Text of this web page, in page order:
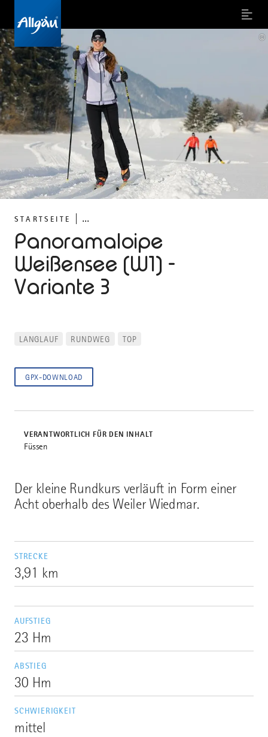
Menu
STARTSEITE ...
Panoramaloipe
Weißensee (W1) -
Variante 3
©
Der kleine Rundkurs verläuft in Form einer
Acht oberhalb des Weiler Wiedmar.
STRECKE
3,91 km
AUFSTIEG
23 Hm
ABSTIEG
30 Hm
SCHWIERIGKEIT
mittel
LANGLAUF RUNDWEG TOP
GPX-DOWNLOAD
VERANTWORTLICH FÜR DEN INHALT
Füssen